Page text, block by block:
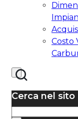
Costo
Cerca nel sito